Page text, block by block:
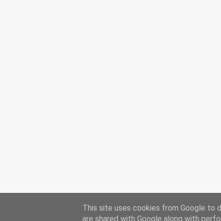
This site uses cookies from Google to
are shared with Google along with